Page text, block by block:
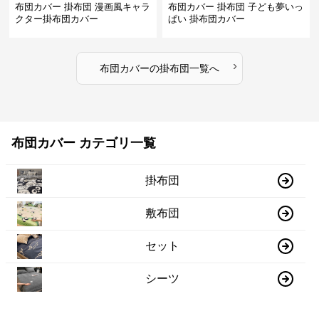
布団カバー 掛布団 漫画風キャラ
クター掛布団カバー
布団カバー 掛布団 子ども夢いっ
ぱい 掛布団カバー
布団カバーの掛布団一覧へ ›
布団カバー カテゴリ一覧
掛布団
敷布団
セット
シーツ